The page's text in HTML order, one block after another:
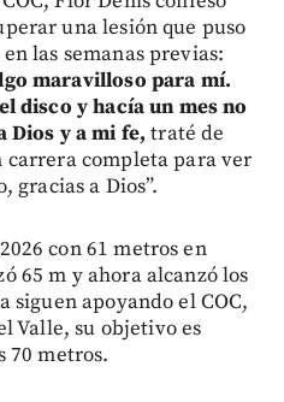
una lesión que puso
las semanas previas:
maravilloso para mí.
disco y hacía un mes no
Dios y a mi fe, traté de
completa para ver
gracias a Dios”.
con 61 metros en
65 m y ahora alcanzó los
siguen apoyando el COC,
Valle, su objetivo es
70 metros.